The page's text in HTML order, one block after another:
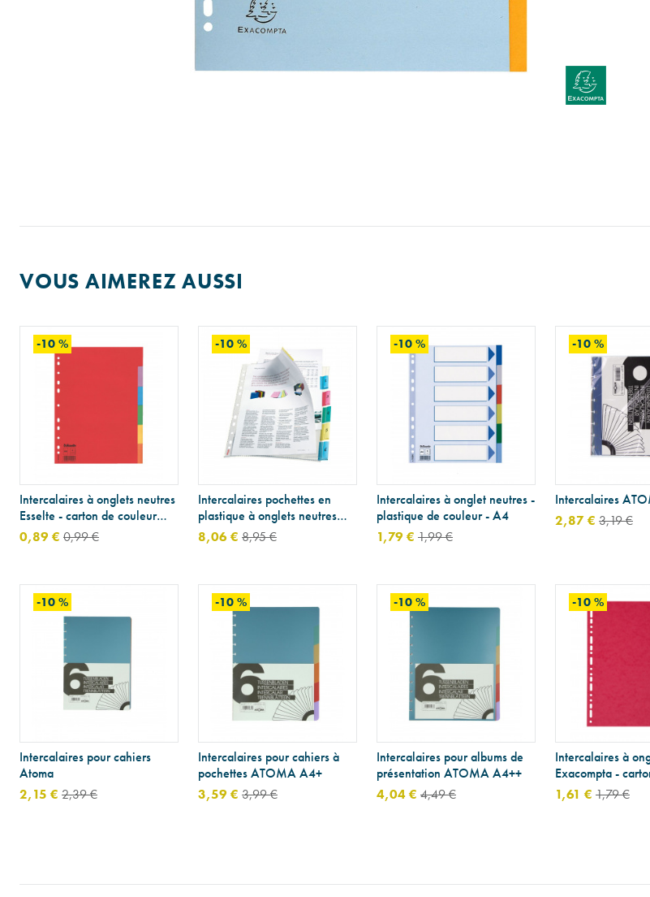
VOUS AIMEREZ AUSSI
-10 %
Intercalaires à onglets neutres
Esselte - carton de couleur
160 g - A4
0,89 € 0,99 €
-10 %
Intercalaires pochettes en
plastique à onglets neutres
Esselte - A4 maxi
8,06 € 8,95 €
-10 %
Intercalaires à onglet neutres -
plastique de couleur - A4
1,79 € 1,99 €
-10 %
Intercalaires
2,87 € 3,19 €
-10 %
Intercalaires pour cahiers
Atoma
2,15 € 2,39 €
-10 %
Intercalaires pour cahiers à
pochettes ATOMA A4+
3,59 € 3,99 €
-10 %
Intercalaires pour albums de
présentation ATOMA A4++
4,04 € 4,49 €
-10 %
Intercalaires à
Exacompta -
220 g
1,61 € 1,79 €